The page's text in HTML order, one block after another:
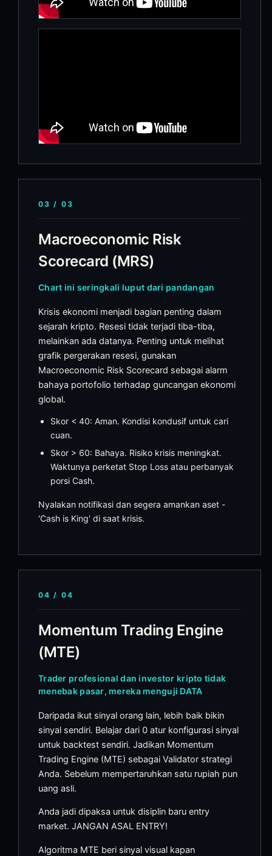
03 / 03
Macroeconomic Risk
Scorecard (MRS)
Chart ini seringkali luput dari pandangan
Krisis ekonomi menjadi bagian penting dalam
sejarah kripto. Resesi tidak terjadi tiba-tiba,
melainkan ada datanya. Penting untuk melihat
grafik pergerakan resesi, gunakan
Macroeconomic Risk Scorecard sebagai alarm
bahaya portofolio terhadap guncangan ekonomi
global.
Skor < 40: Aman. Kondisi kondusif untuk cari
cuan.
Skor > 60: Bahaya. Risiko krisis meningkat.
Waktunya perketat Stop Loss atau perbanyak
porsi Cash.
Nyalakan notifikasi dan segera amankan aset -
'Cash is King' di saat krisis.
04 / 04
Momentum Trading Engine
(MTE)
Trader profesional dan investor kripto tidak
menebak pasar, mereka menguji DATA
Daripada ikut sinyal orang lain, lebih baik bikin
sinyal sendiri. Belajar dari 0 atur konfigurasi sinyal
untuk backtest sendiri. Jadikan Momentum
Trading Engine (MTE) sebagai Validator strategi
Anda. Sebelum mempertaruhkan satu rupiah pun
uang asli.
Anda jadi dipaksa untuk disiplin baru entry
market. JANGAN ASAL ENTRY!
Algoritma MTE beri sinyal visual kapan